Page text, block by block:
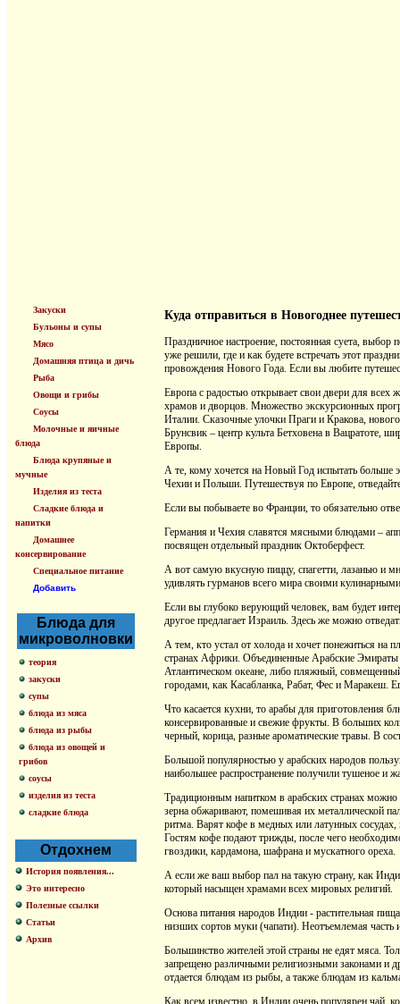
Закуски
Бульоны и супы
Мясо
Домашняя птица и дичь
Рыба
Овощи и грибы
Соусы
Молочные и яичные
блюда
Блюда крупяные и
мучные
Изделия из теста
Сладкие блюда и
напитки
Домашнее
консервирование
Специальное питание
Добавить
Блюда для
микроволновки
теория
закуски
супы
блюда из мяса
блюда из рыбы
блюда из овощей и
грибов
соусы
изделия из теста
сладкие блюда
Отдохнем
История появления...
Это интересно
Полезные ссылки
Статьи
Архив
Куда отправиться в Новогоднее
Праздничное настроение, постоянная суета,
уже решили, где и как будете встречать этот
провождения Нового Года. Если вы любите
Европа с радостью открывает свои двери для всех
храмов и дворцов. Множество экскурсионных
Италии. Сказочные улочки Праги и Кракова,
Брунсвик – центр культа Бетховена в Вацратоте,
Европы.
А те, кому хочется на Новый Год испытать больше
Чехии и Польши. Путешествуя по Европе,
Если вы побываете во Франции, то обязательно
Германия и Чехия славятся мясными блюдами –
посвящен отдельный праздник Октоберфест.
А вот самую вкусную пиццу, спагетти, лазанью и
удивлять гурманов всего мира своими
Если вы глубоко верующий человек, вам будет
другое предлагает Израиль. Здесь же можно
А тем, кто устал от холода и хочет понежиться
странах Африки. Объединенные Арабские
Атлантическом океане, либо пляжный,
городами, как Касабланка, Рабат, Фес и Маракеш.
Что касается кухни, то арабы для приготовления
консервированные и свежие фрукты. В больших
черный, корица, разные ароматические травы. В
Большой популярностью у арабских народов
наибольшее распространение получили тушеное и
Традиционным напитком в арабских странах можно
зерна обжаривают, помешивая их металлической
ритма. Варят кофе в медных или латунных
Гостям кофе подают трижды, после чего
гвоздики, кардамона, шафрана и мускатного ореха.
А если же ваш выбор пал на такую страну, как
который насыщен храмами всех мировых религий.
Основа питания народов Индии - растительная
низших сортов муки (чапати). Неотъемлемая
Большинство жителей этой страны не едят мяса.
запрещено различными религиозными законами и
отдается блюдам из рыбы, а также блюдам из
Как всем известно, в Индии очень популярен чай,